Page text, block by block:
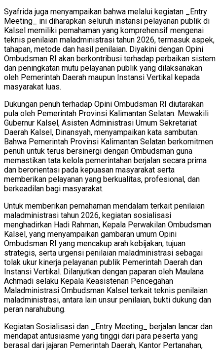
Syafrida juga menyampaikan bahwa melalui kegiatan _Entry
Meeting_ ini diharapkan seluruh instansi pelayanan publik di
Kalsel memiliki pemahaman yang komprehensif mengenai
teknis penilaian maladministrasi tahun 2026, termasuk aspek,
tahapan, metode dan hasil penilaian. Diyakini dengan Opini
Ombudsman RI akan berkontribusi terhadap perbaikan sistem
dan peningkatan mutu pelayanan publik yang dilaksanakan
oleh Pemerintah Daerah maupun Instansi Vertikal kepada
masyarakat luas.
Dukungan penuh terhadap Opini Ombudsman RI diutarakan
pula oleh Pemerintah Provinsi Kalimantan Selatan. Mewakili
Gubernur Kalsel, Asisten Administrasi Umum Sekretariat
Daerah Kalsel, Dinansyah, menyampaikan kata sambutan.
Bahwa Pemerintah Provinsi Kalimantan Selatan berkomitmen
penuh untuk terus bersinergi dengan Ombudsman guna
memastikan tata kelola pemerintahan berjalan secara prima
dan berorientasi pada kepuasan masyarakat serta
memberikan pelayanan yang berkualitas, profesional, dan
berkeadilan bagi masyarakat.
Untuk memberikan pemahaman mendalam terkait penilaian
maladministrasi tahun 2026, kegiatan sosialisasi
menghadirkan Hadi Rahman, Kepala Perwakilan Ombudsman
Kalsel, yang menyampaikan gambaran umum Opini
Ombudsman RI yang mencakup arah kebijakan, tujuan
strategis, serta urgensi penilaian maladministrasi sebagai
tolak ukur kinerja pelayanan publik Pemerintah Daerah dan
Instansi Vertikal. Dilanjutkan dengan paparan oleh Maulana
Achmadi selaku Kepala Keasistenan Pencegahan
Maladministrasi Ombudsman Kalsel terkait teknis penilaian
maladministrasi, antara lain unsur penilaian, bukti dukung dan
peran narahubung.
Kegiatan Sosialisasi dan _Entry Meeting_ berjalan lancar dan
mendapat antusiasme yang tinggi dari para peserta yang
berasal dari jajaran Pemerintah Daerah, Kantor Pertanahan,